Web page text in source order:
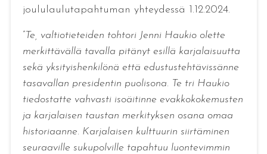
joululaulutapahtuman yhteydessä 1.12.2024.
”Te, valtiotieteiden tohtori Jenni Haukio olette
merkittävällä tavalla pitänyt esillä karjalaisuutta
sekä yksityishenkilönä että edustustehtävissänne
tasavallan presidentin puolisona. Te tri Haukio
tiedostatte vahvasti isoäitinne evakkokokemusten
ja karjalaisen taustan merkityksen osana omaa
historiaanne. Karjalaisen kulttuurin siirtäminen
seuraaville sukupolville tapahtuu luontevimmin